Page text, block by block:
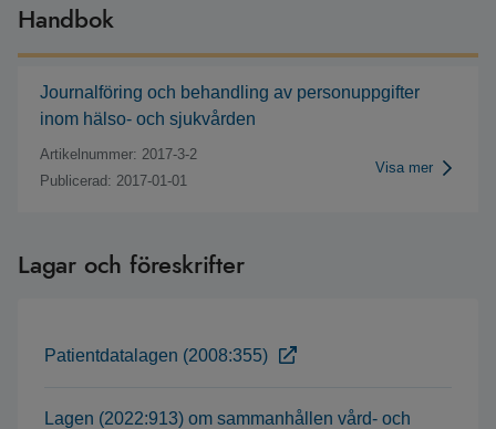
Handbok
Journalföring och behandling av personuppgifter
inom hälso- och sjukvården
Artikelnummer: 2017-3-2
Publicerad: 2017-01-01
Visa mer
Lagar och föreskrifter
Patientdatalagen (2008:355)
Lagen (2022:913) om sammanhållen vård- och